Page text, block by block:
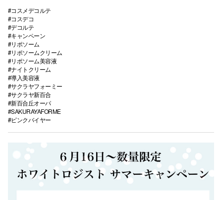
#コスメデコルテ
#コスデコ
#デコルテ
#キャンペーン
#リポソーム
#リポソームクリーム
#リポソーム美容液
#ナイトクリーム
#導入美容液
#サクラヤフォーミー
#サクラヤ新百合
#新百合丘オーパ
#SAKURAYAFORME
#ピンクバイヤー